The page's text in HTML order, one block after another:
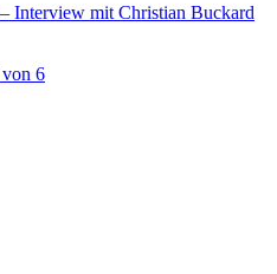
Interview mit Christian Buckard
6